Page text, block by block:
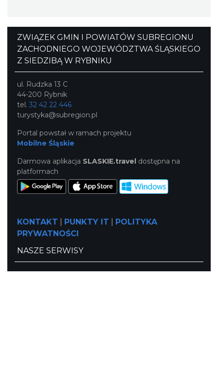
ZWIĄZEK GMIN I POWIATÓW SUBREGIONU
ZACHODNIEGO WOJEWÓDZTWA ŚLĄSKIEGO
Z SIEDZIBĄ W RYBNIKU
ul. Rudzka 13 C
44-200 Rybnik
tel. 32 42 22 446
turystyka@subregion.pl
Portal powstał w ramach projektu
Mobilne Śląskie
Darmowa aplikacja SLASKIE.travel dostępna na
platformach
KONTAKT PUNKTY IT
POLITYKA
PRYWATNOŚCI
NASZE SERWISY